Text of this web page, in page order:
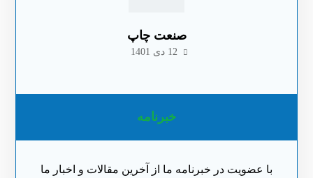
صنعت چاپ
12 دی 1401
خبرنامه
با عضویت در خبرنامه ما از آخرین مقالات و اخبار ما